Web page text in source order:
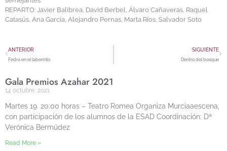
REPARTO: Javier Balibrea, David Berbel, Álvaro Cañaveras, Raquel
Catasús, Ana García, Alejandro Pernas, Marta Ríos, Salvador Soto
ANTERIOR
Fedra en el laberinto
SIGUIENTE
Dentro del bosque
Gala Premios Azahar 2021
14 octubre, 2021
Martes 19. 20:00 horas – Teatro Romea Organiza Murciaaescena,
con participación de los alumnos de la ESAD Coordinación: Dª
Verónica Bermúdez
Read More »